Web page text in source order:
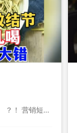
？！ 营销短视频; 高级款; 百家号;